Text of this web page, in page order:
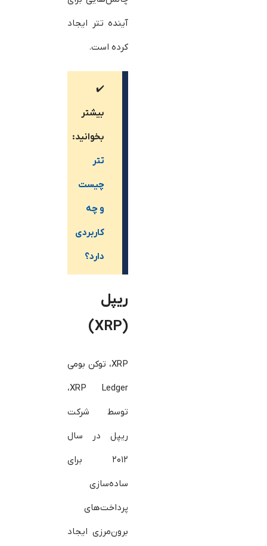
آینده تتر ایجاد
کرده است.
✔️
بیشتر
بخوانید:
تتر
چیست
و چه
کاربردی
دارد؟
ریپل
(XRP)
XRP، توکن بومی
XRP Ledger،
توسط شرکت
ریپل در سال
۲۰۱۲ برای
ساده‌سازی
پرداخت‌های
برون‌مرزی ایجاد